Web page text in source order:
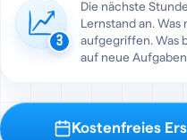
3
Die nächste
Lernstand an.
aufgegriffen. Was
auf neue
Kostenfreies